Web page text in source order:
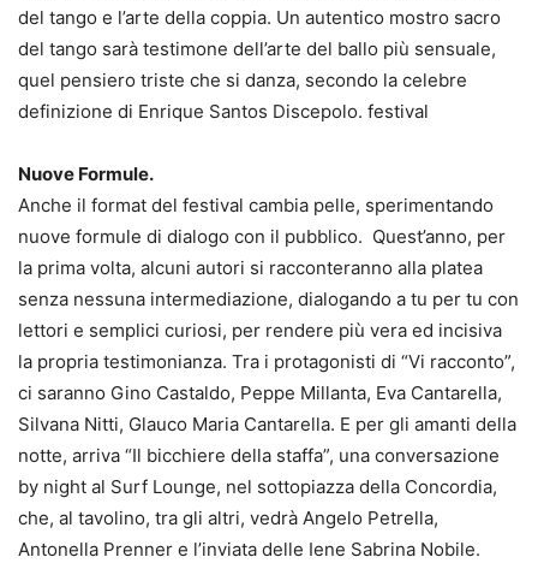
del tango e l’arte della coppia. Un autentico mostro sacro
del tango sarà testimone dell’arte del ballo più sensuale,
quel pensiero triste che si danza, secondo la celebre
definizione di Enrique Santos Discepolo. festival
Nuove Formule.
Anche il format del festival cambia pelle, sperimentando
nuove formule di dialogo con il pubblico. Quest’anno, per
la prima volta, alcuni autori si racconteranno alla platea
senza nessuna intermediazione, dialogando a tu per tu con
lettori e semplici curiosi, per rendere più vera ed incisiva
la propria testimonianza. Tra i protagonisti di “Vi racconto”,
ci saranno Gino Castaldo, Peppe Millanta, Eva Cantarella,
Silvana Nitti, Glauco Maria Cantarella. E per gli amanti della
notte, arriva “Il bicchiere della staffa”, una conversazione
by night al Surf Lounge, nel sottopiazza della Concordia,
che, al tavolino, tra gli altri, vedrà Angelo Petrella,
Antonella Prenner e l’inviata delle Iene Sabrina Nobile.